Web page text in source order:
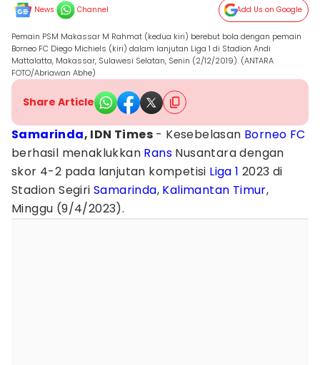
News Channel Add Us on Google
Pemain PSM Makassar M Rahmat (kedua kiri) berebut bola dengan pemain
Borneo FC Diego Michiels (kiri) dalam lanjutan Liga 1 di Stadion Andi
Mattalatta, Makassar, Sulawesi Selatan, Senin (2/12/2019). (ANTARA
FOTO/Abriawan Abhe)
Share Article
Samarinda, IDN Times - Kesebelasan Borneo FC
berhasil menaklukkan Rans Nusantara dengan
skor 4-2 pada lanjutan kompetisi Liga 1 2023 di
Stadion SegiriSamarinda, Kalimantan Timur,
Minggu (9/4/2023).